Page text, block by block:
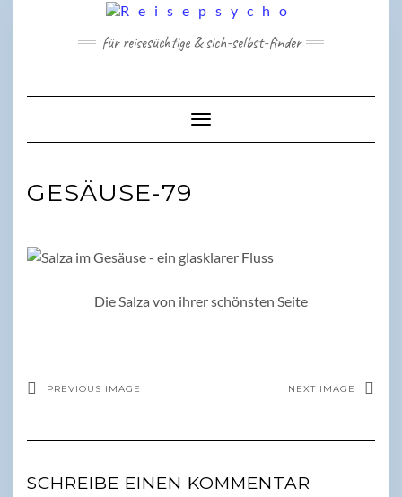
für reisesüchtige & sich-selbst-finder
Toggle Navigation
GESÄUSE-79
Die Salza von ihrer schönsten Seite
PREVIOUS IMAGE NEXT IMAGE
SCHREIBE EINEN KOMMENTAR